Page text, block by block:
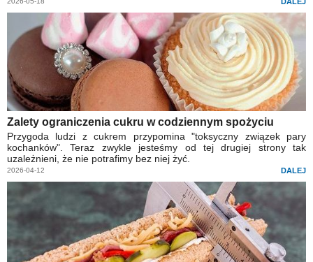
Zalety ograniczenia cukru w codziennym spożyciu
Przygoda ludzi z cukrem przypomina "toksyczny związek pary
kochanków". Teraz zwykle jesteśmy od tej drugiej strony tak
uzależnieni, że nie potrafimy bez niej żyć.
2026-04-12 DALEJ